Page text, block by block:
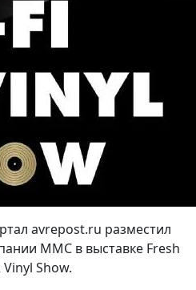
avrepost.ru разместил
MMC в выставке Fresh
Vinyl Show.